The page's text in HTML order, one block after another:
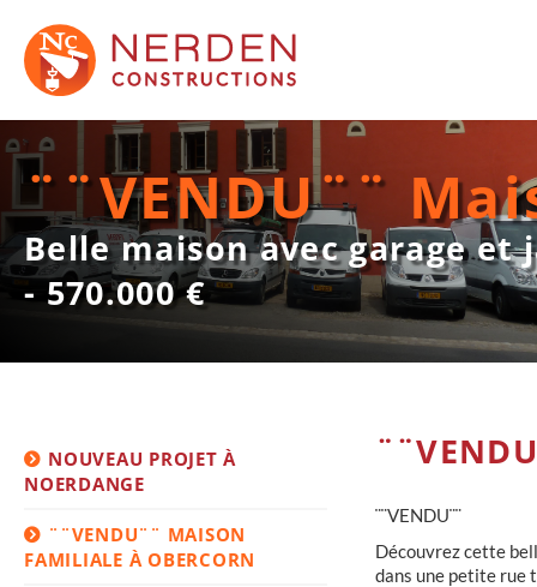
¨¨VENDU¨¨
Belle maison avec garage et
- 570.000 €
NOUVEAU PROJET À
NOERDANGE
¨¨VENDU¨¨ MAISON
FAMILIALE À OBERCORN
¨¨VENDU¨¨
Découvrez cette
dans une petite rue